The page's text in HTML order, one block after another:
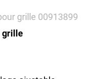
grille